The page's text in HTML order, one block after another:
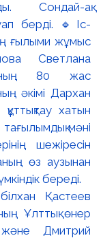
Қастеев
Ұлттық өнер
Дмитрий